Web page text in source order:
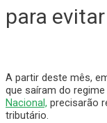
para
A partir deste mês,
que saíram do
Nacional, precisarão
tributário.